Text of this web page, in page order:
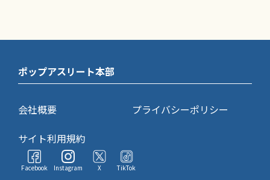
ポップアスリート本部
会社概要
プライバシーポリシー
サイト利用規約
Facebook Instagram X TikTok